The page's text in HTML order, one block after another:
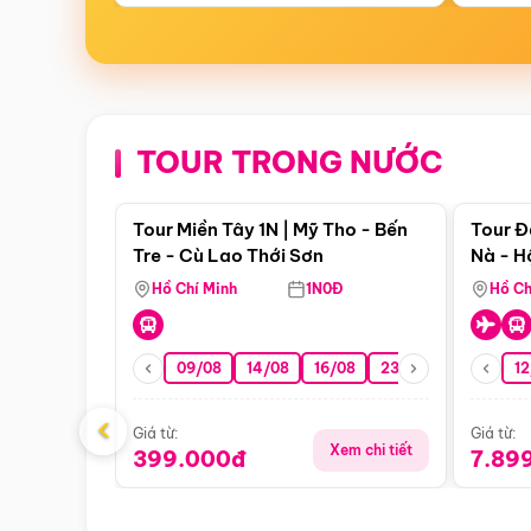
TOUR TRONG NƯỚC
Điểm nổi bật
Tour Miền Tây 1N | Mỹ Tho - Bến
Tre - Cù Lao Thới Sơn
Hồ Chí Minh 1N0Đ
09/08 14/08 16/08 23/08 30/08
Giá từ:
399.000đ Xem chi tiết
Tour
Nà -
Nha
Hồ
Giá từ:
‹